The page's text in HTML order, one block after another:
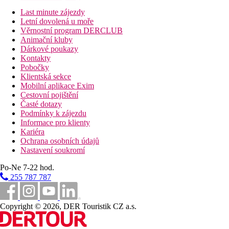
lobby
hlavní restaurace
WiFi (Zdarma)
3 bary
2 venkovní bazény (lehátka, slunečníky a osušky zdarma)
dětský bazén
vnitřní bazén
wellness
fitness
dětský klub (4-12 let)
hřiště
diskotéka
kadeřnictví
půjčovna aut
prádelna
písečná pláž cca 600 m od hotelu
lehátka, slunečníky a plážové ručníky zdarma
plážový bar v rámci All Inclusive (s možností oběda od
12:00-14:00)
hotelový shuttle bus je k dispozici zdarma v pravidelných
intervalech
Last minute zájezdy
Letní dovolená u moře
Věrnostní program DERCLUB
Animační kluby
Dárkové poukazy
Kontakty
Pobočky
Klientská sekce
Mobilní aplikace Exim
Cestovní pojištění
Časté dotazy
Podmínky k zájezdu
Informace pro klienty
Kariéra
Ochrana osobních údajů
Nastavení soukromí
Po-Ne 7-22 hod.
255 787 787
Copyright © 2026, DER Touristik CZ a.s.